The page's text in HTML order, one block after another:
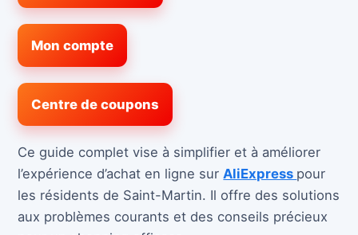
Mon compte
Centre de coupons
Ce guide complet vise à simplifier et à améliorer
l’expérience d’achat en ligne surAliExpress pour
les résidents de Saint-Martin. Il offre des solutions
aux problèmes courants et des conseils précieux